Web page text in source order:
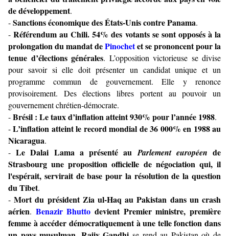
de développement.
-Sanctions économique des États-Unis contre Panama.
-Référendum au Chili. 54% des votants se sont opposés à la
prolongation du mandat dePinochetet se prononcent pour la
tenue d’élections générales. L’opposition victorieuse se divise
pour savoir si elle doit présenter un candidat unique et un
programme commun de gouvernement. Elle y renonce
provisoirement. Des élections libres portent au pouvoir un
gouvernement chrétien-démocrate.
-Brésil : Le taux d’inflation atteint 930% pour l’année 1988.
-L’inflation atteint le record mondial de 36 000% en 1988 au
Nicaragua.
-Le Dalai Lama a présenté auParlement européen de
Strasbourg une proposition officielle de négociation qui, il
l'espérait, servirait de base pour la résolution de la question
du Tibet.
-Mort du président Zia ul-Haq au Pakistan dans un crash
aérien. Benazir Bhutto devient Premier ministre, première
femme à accéder démocratiquement à une telle fonction dans